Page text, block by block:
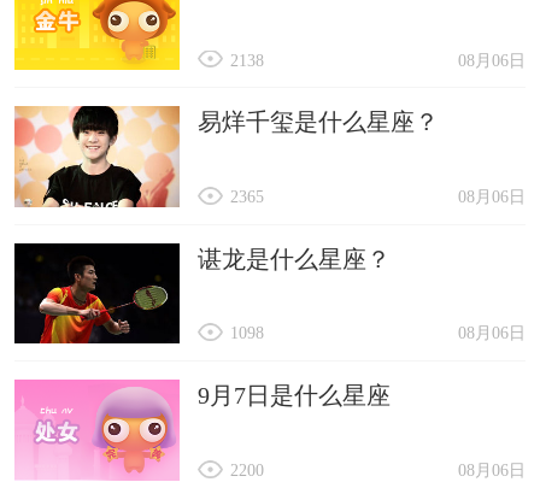
08月06日
2138
易烊千玺是什么星座？
08月06日
2365
谌龙是什么星座？
08月06日
1098
9月7日是什么星座
08月06日
2200